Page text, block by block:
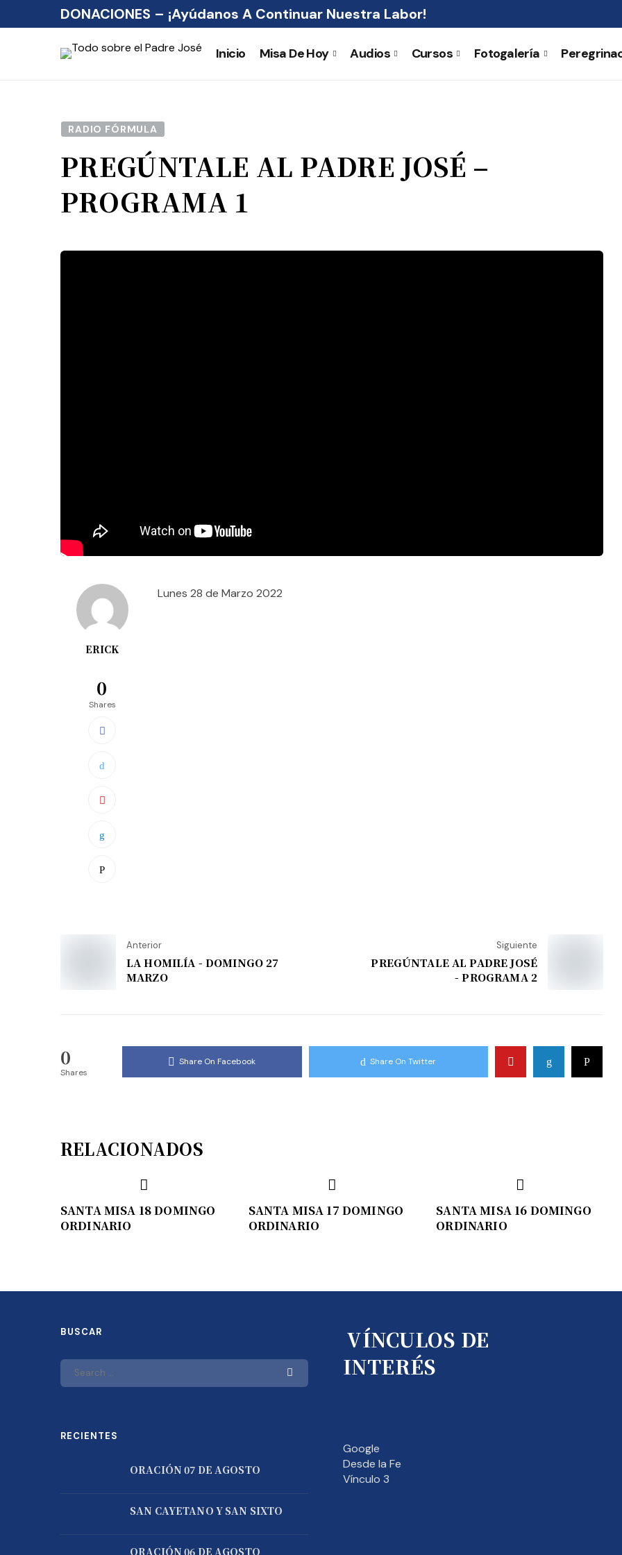
DONACIONES – ¡Ayúdanos A Continuar Nuestra Labor!
Inicio Misa De Hoy Audios Cursos Fotogalería
RADIO FÓRMULA
PREGÚNTALE AL PADRE JOSÉ –
PROGRAMA 1
ERICK
0
Shares
Lunes 28 de Marzo 2022
Anterior
LA HOMILÍA - DOMINGO 27
MARZO
Siguiente
PREGÚNTALE AL PADRE JOSÉ
- PROGRAMA 2
0
Shares
Share On Facebook Share On Twitter
RELACIONADOS
SANTA MISA 18 DOMINGO
ORDINARIO
SANTA MISA 17 DOMINGO
ORDINARIO
SANTA MISA 16 DOMINGO
ORDINARIO
BUSCAR
RECIENTES
ORACIÓN 07 DE AGOSTO
SAN CAYETANO Y SAN SIXTO
ORACIÓN 06 DE AGOSTO
VÍNCULOS DE
INTERÉS
Google
Desde la Fe
Vínculo 3